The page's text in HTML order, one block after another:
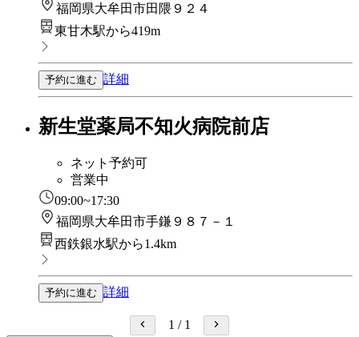
福岡県大牟田市田隈９２４
東甘木駅から419m
予約に進む 詳細
新生堂薬局不知火病院前店
ネット予約可
営業中
09:00~17:30
福岡県大牟田市手鎌９８７－１
西鉄銀水駅から1.4km
予約に進む 詳細
1 / 1